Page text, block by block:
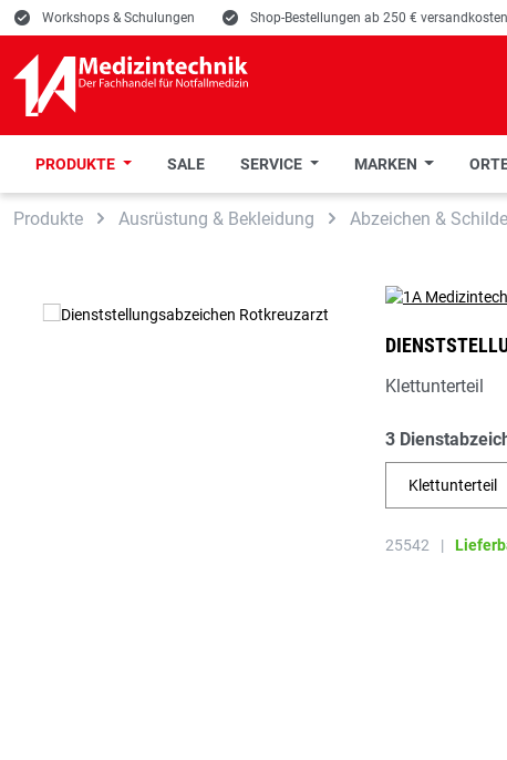
Zur Suche springen
Zur Hauptnavigation springen
E Workshops & Schulungen E Shop-Bestellungen ab 250 €
PRODUKTE SALE SERVICE MARKEN
Produkte Ausrüstung & Bekleidung Abzeichen &
Klettunterteil
3
Klettunterteil
25542 |